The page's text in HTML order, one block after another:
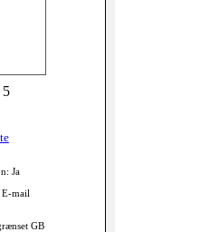
5
Ja
mail
GB